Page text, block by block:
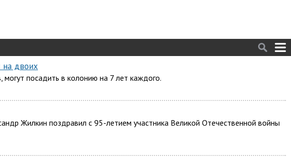
на двоих
посадить в колонию на 7 лет каждого.
Жилкин поздравил с 95-летием участника Великой Отечественной войны